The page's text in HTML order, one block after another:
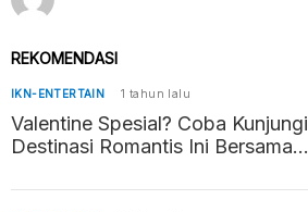
REKOMENDASI
IKN-ENTERTAIN 1 tahun lalu
Valentine Spesial? Coba Kunjungi
Destinasi Romantis Ini Bersama